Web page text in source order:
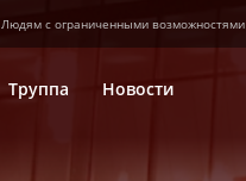
Людям с ограниченными возможностями
Труппа Новости